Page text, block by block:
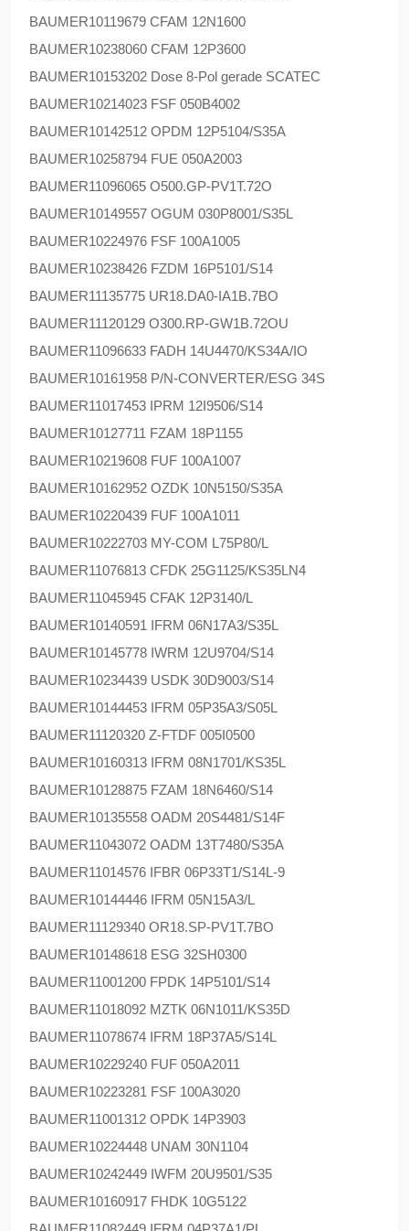
BAUMER10119679 CFAM 12N1600
BAUMER10238060 CFAM 12P3600
BAUMER10153202 Dose 8-Pol gerade SCATEC
BAUMER10214023 FSF 050B4002
BAUMER10142512 OPDM 12P5104/S35A
BAUMER10258794 FUE 050A2003
BAUMER11096065 O500.GP-PV1T.72O
BAUMER10149557 OGUM 030P8001/S35L
BAUMER10224976 FSF 100A1005
BAUMER10238426 FZDM 16P5101/S14
BAUMER11135775 UR18.DA0-IA1B.7BO
BAUMER11120129 O300.RP-GW1B.72OU
BAUMER11096633 FADH 14U4470/KS34A/IO
BAUMER10161958 P/N-CONVERTER/ESG 34S
BAUMER11017453 IPRM 12I9506/S14
BAUMER10127711 FZAM 18P1155
BAUMER10219608 FUF 100A1007
BAUMER10162952 OZDK 10N5150/S35A
BAUMER10220439 FUF 100A1011
BAUMER10222703 MY-COM L75P80/L
BAUMER11076813 CFDK 25G1125/KS35LN4
BAUMER11045945 CFAK 12P3140/L
BAUMER10140591 IFRM 06N17A3/S35L
BAUMER10145778 IWRM 12U9704/S14
BAUMER10234439 USDK 30D9003/S14
BAUMER10144453 IFRM 05P35A3/S05L
BAUMER11120320 Z-FTDF 005I0500
BAUMER10160313 IFRM 08N1701/KS35L
BAUMER10128875 FZAM 18N6460/S14
BAUMER10135558 OADM 20S4481/S14F
BAUMER11043072 OADM 13T7480/S35A
BAUMER11014576 IFBR 06P33T1/S14L-9
BAUMER10144446 IFRM 05N15A3/L
BAUMER11129340 OR18.SP-PV1T.7BO
BAUMER10148618 ESG 32SH0300
BAUMER11001200 FPDK 14P5101/S14
BAUMER11018092 MZTK 06N1011/KS35D
BAUMER11078674 IFRM 18P37A5/S14L
BAUMER10229240 FUF 050A2011
BAUMER10223281 FSF 100A3020
BAUMER11001312 OPDK 14P3903
BAUMER10224448 UNAM 30N1104
BAUMER10242449 IWFM 20U9501/S35
BAUMER10160917 FHDK 10G5122